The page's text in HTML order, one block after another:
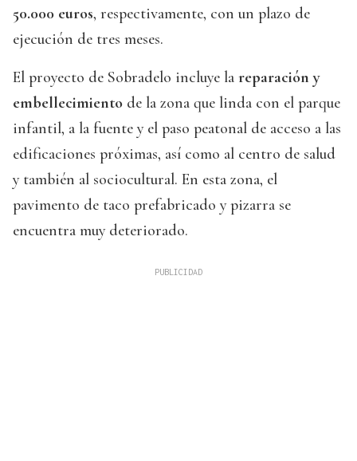
50.000 euros, respectivamente, con un plazo de
ejecución de tres meses.
El proyecto de Sobradelo incluye la reparación y
embellecimiento de la zona que linda con el parque
infantil, a la fuente y el paso peatonal de acceso a las
edificaciones próximas, así como al centro de salud
y también al sociocultural. En esta zona, el
pavimento de taco prefabricado y pizarra se
encuentra muy deteriorado.